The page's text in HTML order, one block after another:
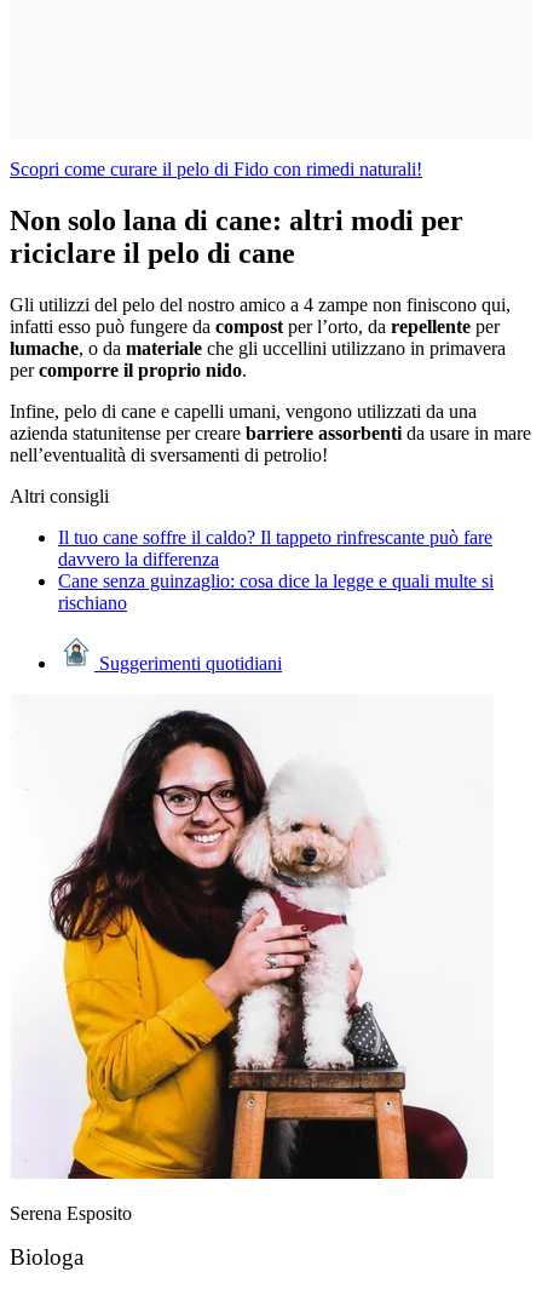
Scopri come curare il pelo di Fido con rimedi naturali!
Non solo lana di cane: altri modi per
riciclare il pelo di cane
Gli utilizzi del pelo del nostro amico a 4 zampe non finiscono qui,
infatti esso può fungere da compost per l’orto, da repellente per
lumache, o da materiale che gli uccellini utilizzano in primavera
percomporre il proprio nido.
Infine, pelo di cane e capelli umani, vengono utilizzati da una
azienda statunitense per creare barriere assorbenti da usare in mare
nell’eventualità di sversamenti di petrolio!
Altri consigli
Il tuo cane soffre il caldo? Il tappeto rinfrescante può fare
davvero la differenza
Cane senza guinzaglio: cosa dice la legge e quali multe si
rischiano
Suggerimenti quotidiani
Serena Esposito
Biologa